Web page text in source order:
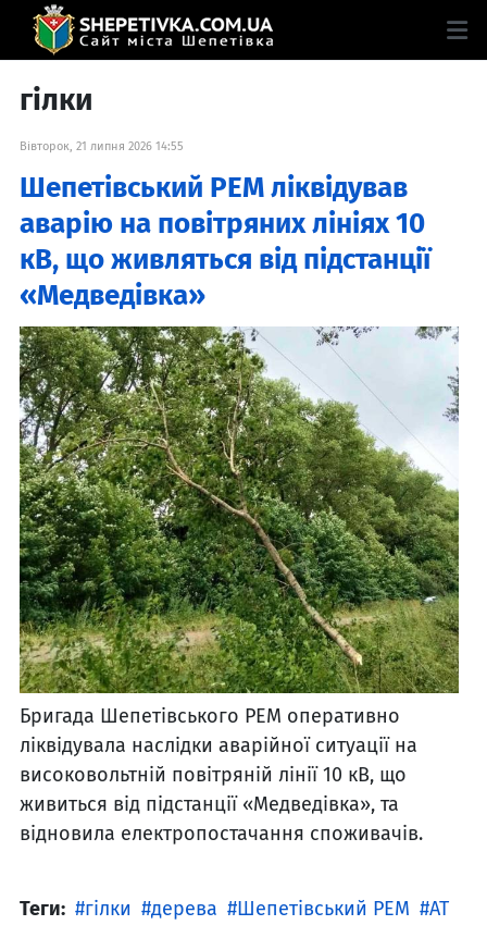
гілки
Вівторок, 21 липня 2026 14:55
Шепетівський РЕМ ліквідував
аварію на повітряних лініях 10
кВ, що живляться від підстанції
«Медведівка»
Бригада Шепетівського РЕМ оперативно
ліквідувала наслідки аварійної ситуації на
високовольтній повітряній лінії 10 кВ, що
живиться від підстанції «Медведівка», та
відновила електропостачання споживачів.
Теги: гілки дерева Шепетівський РЕМ
АТ